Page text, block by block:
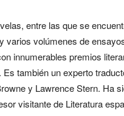
entre las que se
volúmenes de
innumerables premios
. Es también un experto
y Lawrence Stern. Ha
visitante de Literatura